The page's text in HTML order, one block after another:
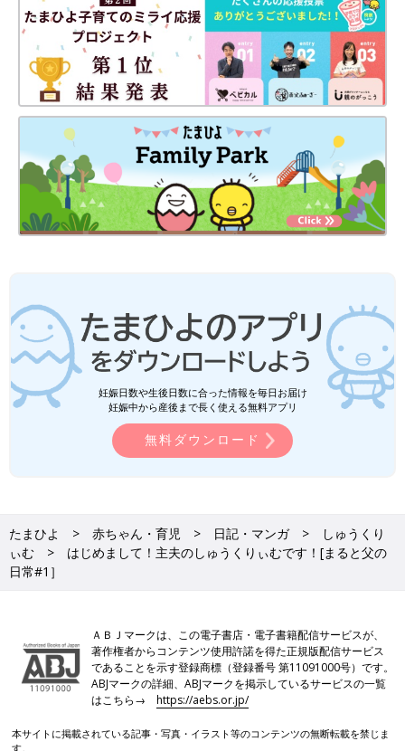
妊娠日数や生後日数に合った情報を毎日お届け
妊娠中から産後まで長く使える無料アプリ
無料ダウンロード
たまひよ 赤ちゃん・育児 日記・マンガ
しゅうくり
ぃむ
はじめまして！主夫のしゅうくりぃむです！[まると父の
日常#1］
ＡＢＪマークは、この電子書店・電子書籍配信サービスが、
著作権者からコンテンツ使用許諾を得た正規版配信サービス
であることを示す登録商標（登録番号 第11091000号）です。
ABJマークの詳細、ABJマークを掲示しているサービスの一覧
はこちら→https://aebs.or.jp/
本サイトに掲載されている記事・写真・イラスト等のコンテンツの無断転載を禁じま
す。